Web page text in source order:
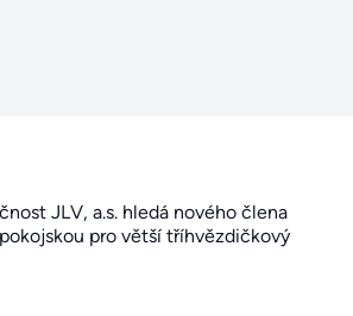
JLV, a.s. hledá nového člena
pro větší tříhvězdičkový